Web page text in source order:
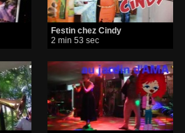
Festin chez Cindy
2 min 53 sec